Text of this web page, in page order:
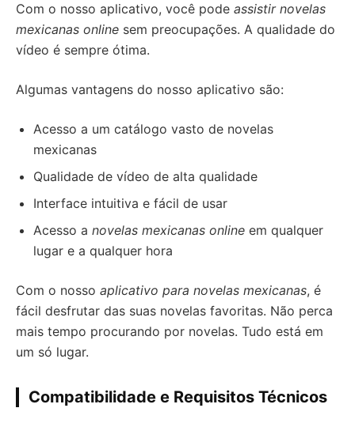
Com o nosso aplicativo, você pode assistir novelas
mexicanas online sem preocupações. A qualidade do
vídeo é sempre ótima.
Algumas vantagens do nosso aplicativo são:
Acesso a um catálogo vasto de novelas
mexicanas
Qualidade de vídeo de alta qualidade
Interface intuitiva e fácil de usar
Acesso a novelas mexicanas online em qualquer
lugar e a qualquer hora
Com o nosso aplicativo para novelas mexicanas, é
fácil desfrutar das suas novelas favoritas. Não perca
mais tempo procurando por novelas. Tudo está em
um só lugar.
Compatibilidade e Requisitos Técnicos